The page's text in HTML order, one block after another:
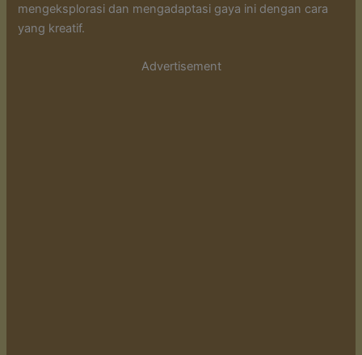
mengeksplorasi dan mengadaptasi gaya ini dengan cara
yang kreatif.
Advertisement